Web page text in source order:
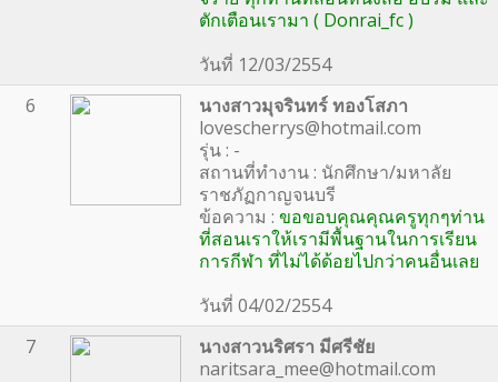
ตักเตือนเรามา ( Donrai_fc )
วันที่ 12/03/2554
6
นางสาวมุจรินทร์ ทองโสภา
lovescherrys@hotmail.com
รุ่น : -
สถานที่ทำงาน : นักศึกษา/มหาลัย
ราชภัฏกาญจนบรี
ข้อความ : ขอขอบคุณคุณครูทุกๆท่าน
ที่สอนเราให้เรามีพื้นฐานในการเรียน
การกีฬา ที่ไม่ได้ด้อยไปกว่าคนอื่นเลย
วันที่ 04/02/2554
7
นางสาวนริศรา มีศรีชัย
naritsara_mee@hotmail.com